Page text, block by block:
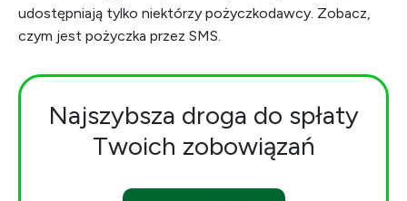
udostępniają tylko niektórzy pożyczkodawcy. Zobacz,
czym jest pożyczka przez SMS.
Najszybsza droga do spłaty
Twoich zobowiązań